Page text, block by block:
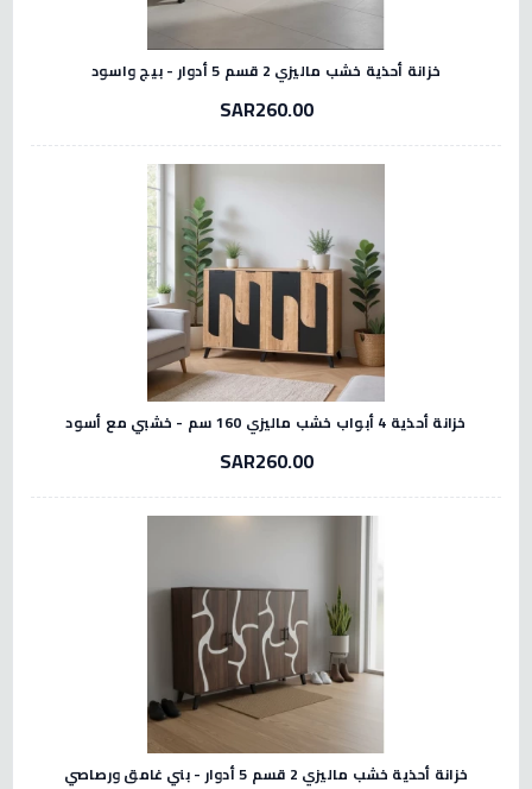
خزانة أحذية خشب ماليزي 2 قسم 5 أدوار - بيج واسود
SAR260.00
خزانة أحذية 4 أبواب خشب ماليزي 160 سم - خشبي مع أسود
SAR260.00
خزانة أحذية خشب ماليزي 2 قسم 5 أدوار - بني غامق ورصاصي